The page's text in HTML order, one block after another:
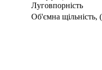
Луговпорність
Об'ємна щільність,